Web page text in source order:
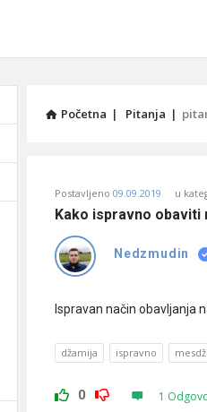
Početna | Pitanja |
Učene
Latest
Pitanja
Postavljeno 09.09.2019 u
Kako ispravno obaviti
Nedzmudin
Ispravan način obavljanja
džamija ispravno
0 1